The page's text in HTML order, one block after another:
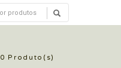
0 Produto(s)